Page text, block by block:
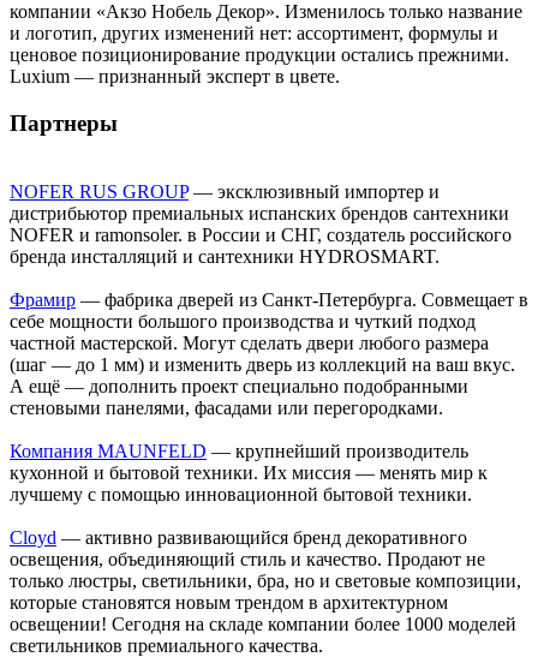
компании «Акзо Нобель Декор». Изменилось только название
и логотип, других изменений нет: ассортимент, формулы и
ценовое позиционирование продукции остались прежними.
Luxium — признанный эксперт в цвете.
Партнеры
NOFER RUS GROUP— эксклюзивный импортер и
дистрибьютор премиальных испанских брендов сантехники
NOFER и ramonsoler. в России и СНГ, создатель российского
бренда инсталляций и сантехники HYDROSMART.
Фрамир — фабрика дверей из Санкт-Петербурга. Совмещает в
себе мощности большого производства и чуткий подход
частной мастерской. Могут сделать двери любого размера
(шаг — до 1 мм) и изменить дверь из коллекций на ваш вкус.
А ещё — дополнить проект специально подобранными
стеновыми панелями, фасадами или перегородками.
Компания MAUNFELD — крупнейший производитель
кухонной и бытовой техники. Их миссия — менять мир к
лучшему с помощью инновационной бытовой техники.
Cloyd — активно развивающийся бренд декоративного
освещения, объединяющий стиль и качество. Продают не
только люстры, светильники, бра, но и световые композиции,
которые становятся новым трендом в архитектурном
освещении! Сегодня на складе компании более 1000 моделей
светильников премиального качества.